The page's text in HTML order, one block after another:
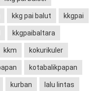
kkg pai balut kkgpai
kkgpaibaltara
kkm kokurikuler
kotabalikpapan
kurban lalu lintas